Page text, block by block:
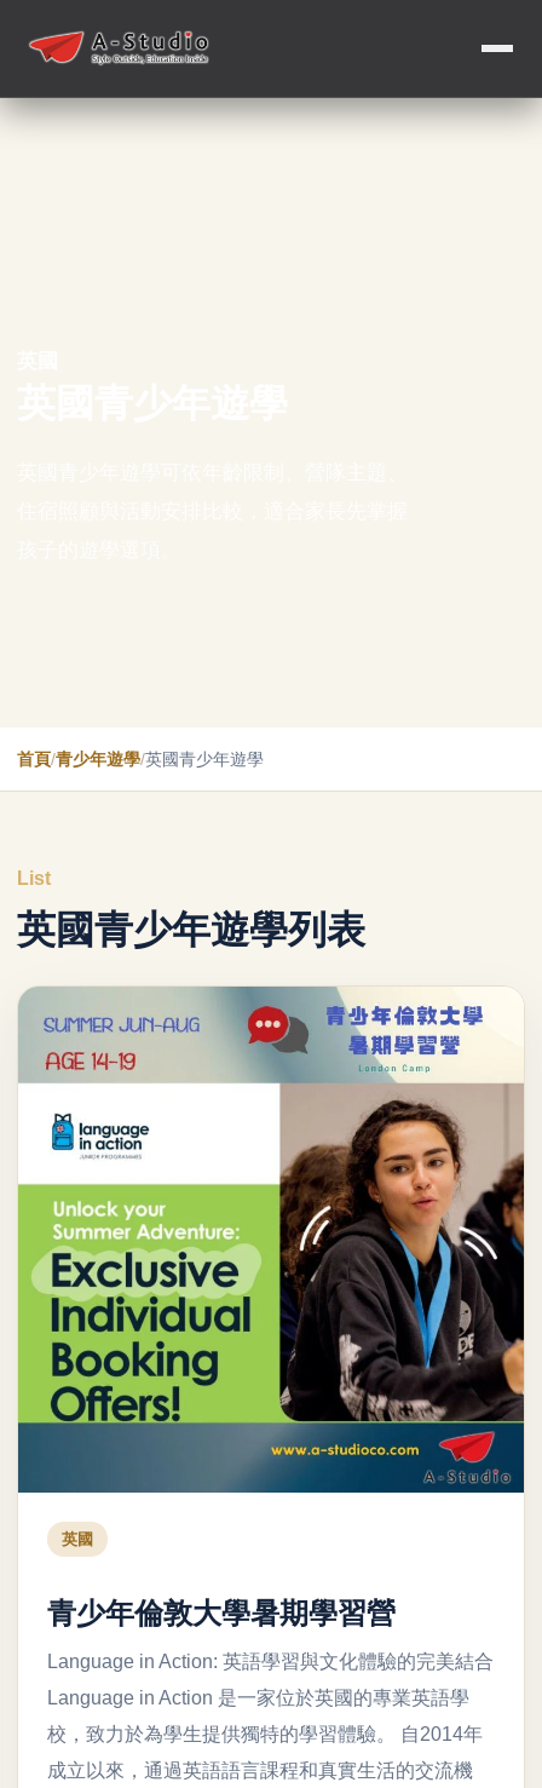
首頁/青少年遊學/英國青少年遊學
List
英國青少年遊學列表
英國
青少年倫敦大學暑期學習營
Language in Action: 英語學習與文化體驗的完美結合
Language in Action 是一家位於英國的專業英語學
校，致力於為學生提供獨特的學習體驗。 自2014年
成立以來，通過英語語言課程和真實生活的交流機